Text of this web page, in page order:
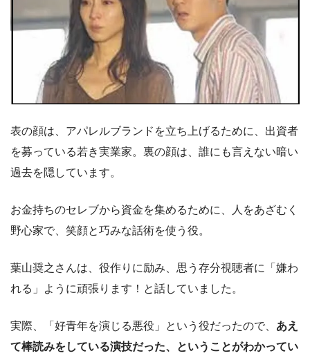
表の顔は、アパレルブランドを立ち上げるために、出資者
を募っている若き実業家。裏の顔は、誰にも言えない暗い
過去を隠しています。
お金持ちのセレブから資金を集めるために、人をあざむく
野心家で、笑顔と巧みな話術を使う役。
葉山奨之さんは、役作りに励み、思う存分視聴者に「嫌わ
れる」ように頑張ります！と話していました。
実際、「好青年を演じる悪役」という役だったので、 あえ
て棒読みをしている演技だった、ということがわかってい